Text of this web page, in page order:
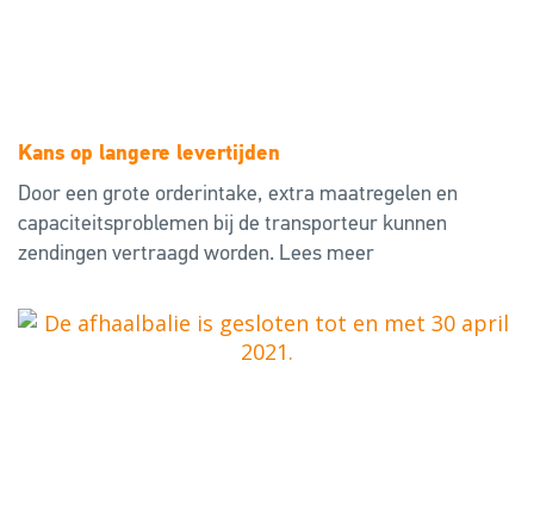
Kans op langere levertijden
Door een grote orderintake, extra maatregelen en
capaciteitsproblemen bij de transporteur kunnen
zendingen vertraagd worden. Lees meer